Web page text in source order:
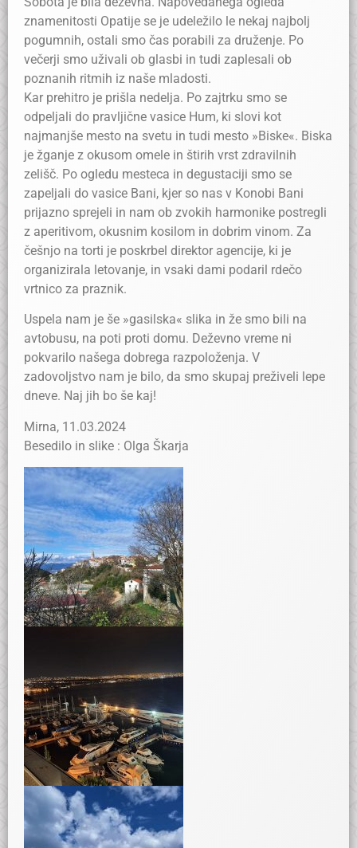
znamenitosti Opatije se je udeležilo le nekaj najbolj
pogumnih, ostali smo čas porabili za druženje. Po
večerji smo uživali ob glasbi in tudi zaplesali ob
poznanih ritmih iz naše mladosti.
Kar prehitro je prišla nedelja. Po zajtrku smo se
odpeljali do pravljične vasice Hum, ki slovi kot
najmanjše mesto na svetu in tudi mesto »Biske«. Biska
je žganje z okusom omele in štirih vrst zdravilnih
zelišč. Po ogledu mesteca in degustaciji smo se
zapeljali do vasice Bani, kjer so nas v Konobi Bani
prijazno sprejeli in nam ob zvokih harmonike postregli
z aperitivom, okusnim kosilom in dobrim vinom. Za
češnjo na torti je poskrbel direktor agencije, ki je
organizirala letovanje, in vsaki dami podaril rdečo
vrtnico za praznik.
Uspela nam je še »gasilska« slika in že smo bili na
avtobusu, na poti proti domu. Deževno vreme ni
pokvarilo našega dobrega razpoloženja. V
zadovoljstvo nam je bilo, da smo skupaj preživeli lepe
dneve. Naj jih bo še kaj!
Mirna, 11.03.2024
Besedilo in slike : Olga Škarja